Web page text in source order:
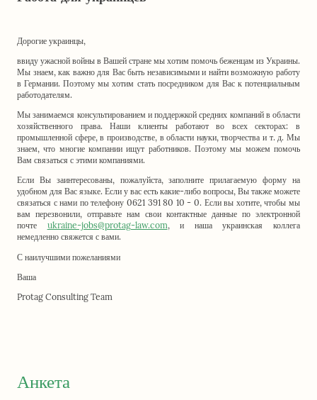
Дорогие украинцы,
ввиду ужасной войны в Вашей стране мы хотим помочь беженцам из Украины.
Мы знаем, как важно для Вас быть независимыми и найти возможную работу
в Германии. Поэтому мы хотим стать посредником для Вас к потенциальным
работодателям.
Мы занимаемся консультированием и поддержкой средних компаний в области
хозяйственного права. Наши клиенты работают во всех секторах: в
промышленной сфере, в производстве, в области науки, творчества и т. д. Мы
знаем, что многие компании ищут работников. Поэтому мы можем помочь
Вам связаться с этими компаниями.
Если Вы заинтересованы, пожалуйста, заполните прилагаемую форму на
удобном для Вас языке. Если у вас есть какие-либо вопросы, Вы также можете
связаться с нами по телефону 0621 391 80 10 - 0. Если вы хотите, чтобы мы
вам перезвонили, отправьте нам свои контактные данные по электронной
почте ukraine-jobs@protag-law.com, и наша украинская коллега
немедленно свяжется с вами.
С наилучшими пожеланиями
Ваша
Protag Consulting Team
Анкета